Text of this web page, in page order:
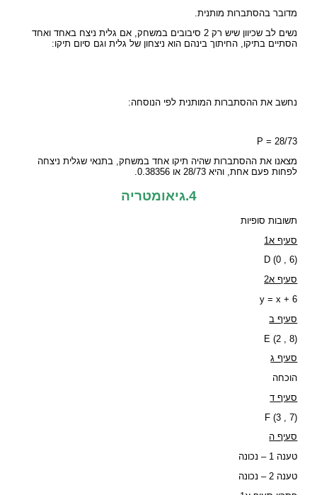
מדובר בהסתברות מותנית.
נשים לב שכיוון שיש רק 2 סיבובים במשחק, אם גלית ניצח באחד ואחד
הסתיים בתיקו, החיתוך בינהם הוא ניצחון של גלית וגם סיום תיקו:
נחשב את ההסתברות המותנית לפי הנוסחה:
P = 28/73
מצאנו את ההסתברות שהיה תיקו אחד במשחק, בתנאי שגלית ניצחה
לפחות פעם אחת, והיא 28/73 או 0.38356.
4.גיאומטריה
תשובות סופיות
סעיף א1
D (0 , 6)
סעיף א2
y = x + 6
סעיף ב
E (2 , 8)
סעיף ג
הוכחה
סעיף ד
F (3 , 7)
סעיף ה
טענה 1 – נכונה
טענה 2 – נכונה